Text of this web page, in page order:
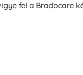
fel a Bradocare